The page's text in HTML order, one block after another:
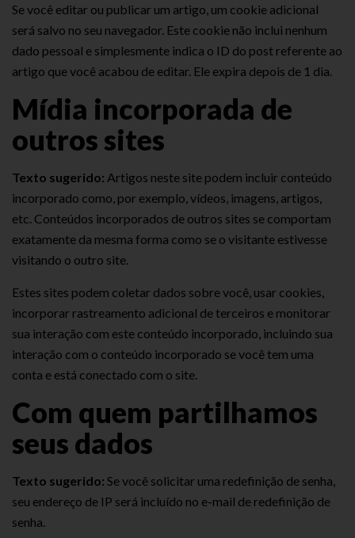
Se você editar ou publicar um artigo, um cookie adicional
será salvo no seu navegador. Este cookie não inclui nenhum
dado pessoal e simplesmente indica o ID do post referente ao
artigo que você acabou de editar. Ele expira depois de 1 dia.
Mídia incorporada de
outros sites
Texto sugerido: Artigos neste site podem incluir conteúdo
incorporado como, por exemplo, vídeos, imagens, artigos,
etc. Conteúdos incorporados de outros sites se comportam
exatamente da mesma forma como se o visitante estivesse
visitando o outro site.
Estes sites podem coletar dados sobre você, usar cookies,
incorporar rastreamento adicional de terceiros e monitorar
sua interação com este conteúdo incorporado, incluindo sua
interação com o conteúdo incorporado se você tem uma
conta e está conectado com o site.
Com quem partilhamos
seus dados
Texto sugerido: Se você solicitar uma redefinição de senha,
seu endereço de IP será incluído no e-mail de redefinição de
senha.